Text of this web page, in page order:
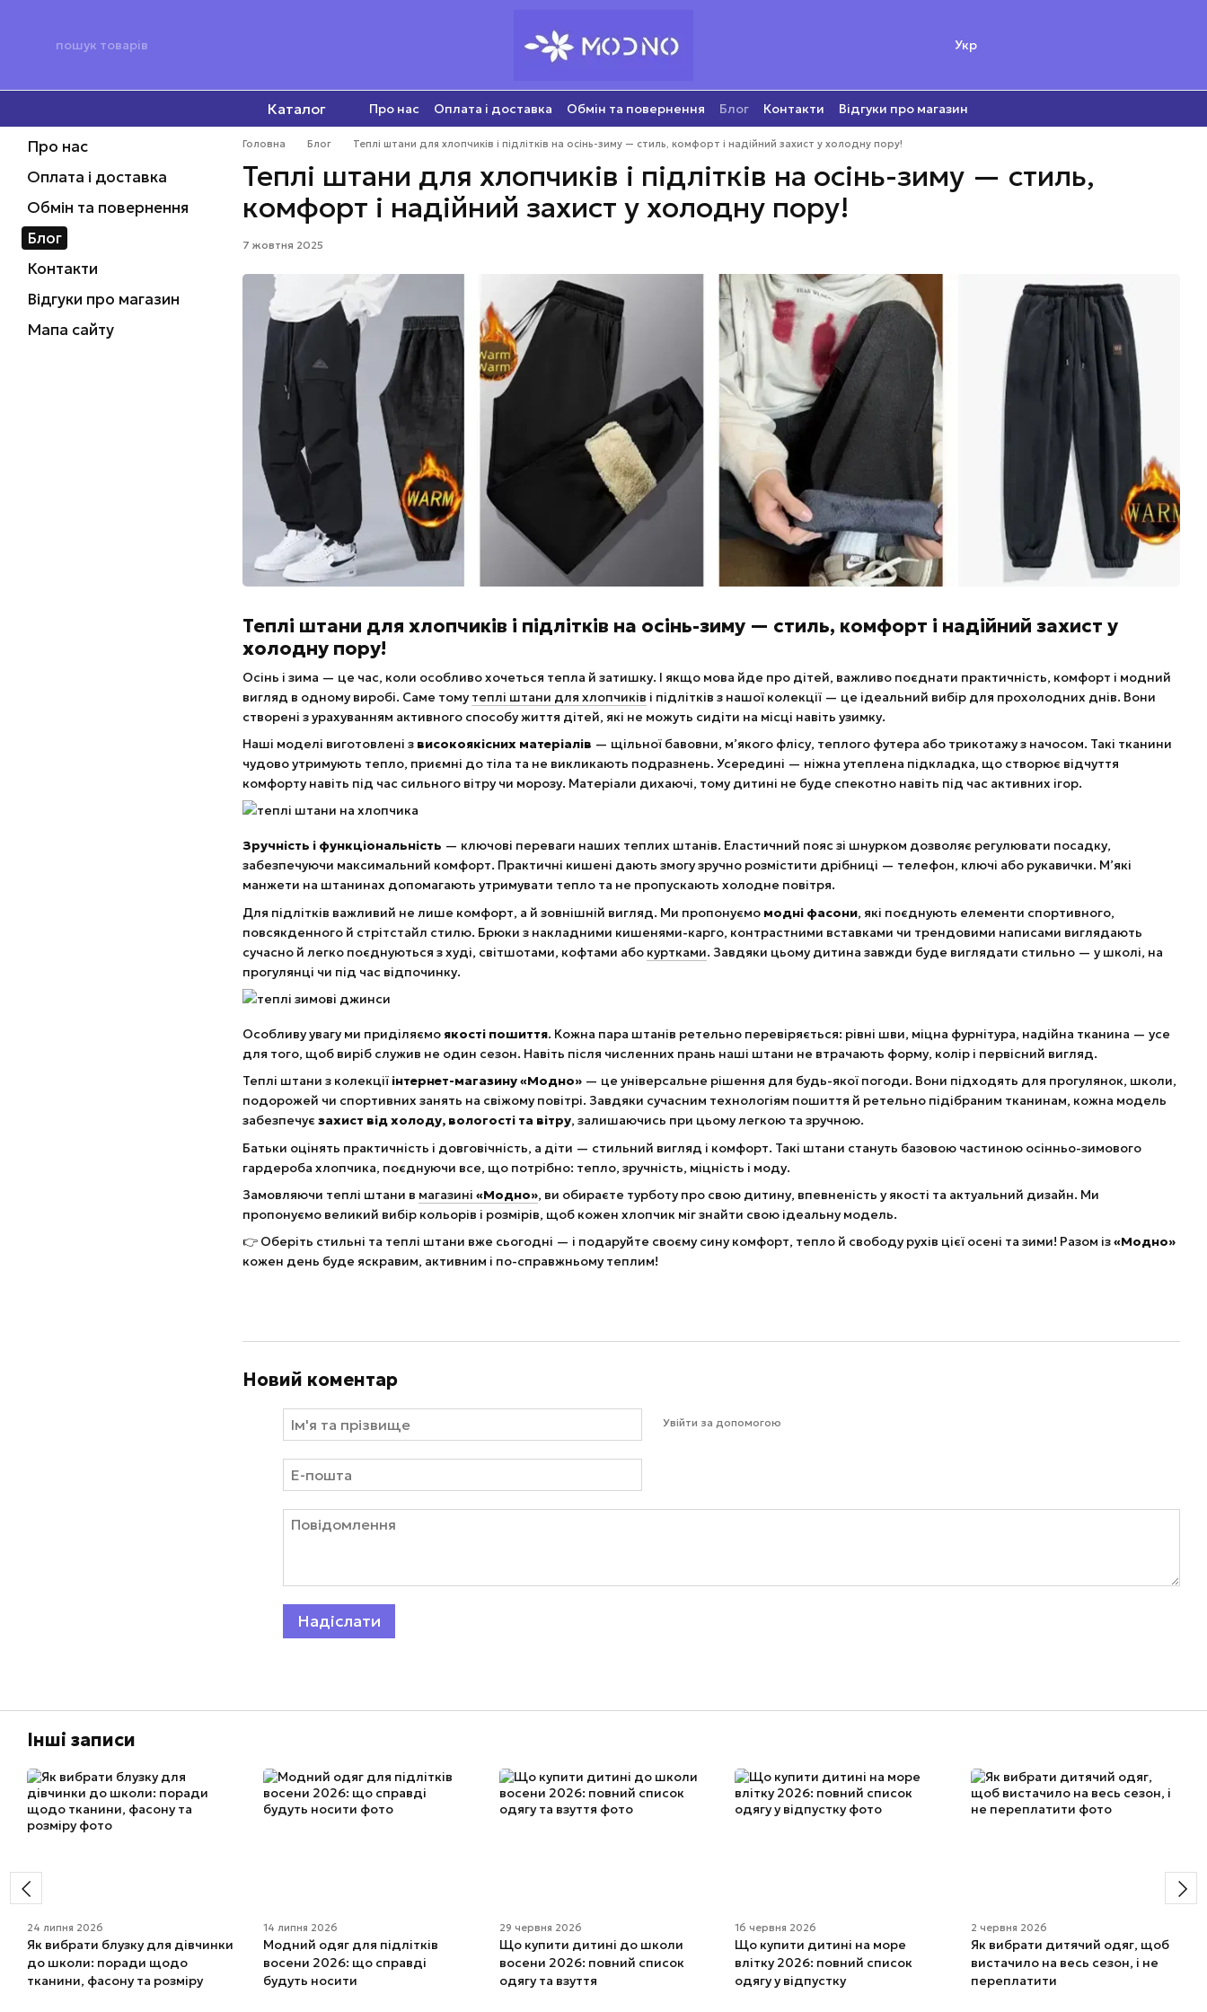
Укр
Каталог Про нас Оплата і доставка Обмін та повернення Блог Контакти Відгуки про магазин
Головна Блог Теплі штани для хлопчиків і підлітків на осінь-зиму — стиль, комфорт і надійний захист у холодну пору!
Теплі штани для хлопчиків і підлітків на осінь-зиму — стиль,
комфорт і надійний захист у холодну пору!
7 жовтня 2025
Теплі штани для хлопчиків і підлітків на осінь-зиму — стиль, комфорт і надійний захист у
холодну пору!
Осінь і зима — це час, коли особливо хочеться тепла й затишку. І якщо мова йде про дітей, важливо поєднати практичність, комфорт і модний
вигляд в одному виробі. Саме томутеплі штани для хлопчиків і підлітків з нашої колекції — це ідеальний вибір для прохолодних днів. Вони
створені з урахуванням активного способу життя дітей, які не можуть сидіти на місці навіть узимку.
Наші моделі виготовлені з високоякісних матеріалів — щільної бавовни, м’якого флісу, теплого футера або трикотажу з начосом. Такі тканини
чудово утримують тепло, приємні до тіла та не викликають подразнень. Усередині — ніжна утеплена підкладка, що створює відчуття
комфорту навіть під час сильного вітру чи морозу. Матеріали дихаючі, тому дитині не буде спекотно навіть під час активних ігор.
Зручність і функціональність — ключові переваги наших теплих штанів. Еластичний пояс зі шнурком дозволяє регулювати посадку,
забезпечуючи максимальний комфорт. Практичні кишені дають змогу зручно розмістити дрібниці — телефон, ключі або рукавички. М’які
манжети на штанинах допомагають утримувати тепло та не пропускають холодне повітря.
Для підлітків важливий не лише комфорт, а й зовнішній вигляд. Ми пропонуємо модні фасони, які поєднують елементи спортивного,
повсякденного й стрітстайл стилю. Брюки з накладними кишенями-карго, контрастними вставками чи трендовими написами виглядають
сучасно й легко поєднуються з худі, світшотами, кофтами або куртками. Завдяки цьому дитина завжди буде виглядати стильно — у школі, на
прогулянці чи під час відпочинку.
Особливу увагу ми приділяємо якості пошиття. Кожна пара штанів ретельно перевіряється: рівні шви, міцна фурнітура, надійна тканина — усе
для того, щоб виріб служив не один сезон. Навіть після численних прань наші штани не втрачають форму, колір і первісний вигляд.
Теплі штани з колекції інтернет-магазину «Модно» — це універсальне рішення для будь-якої погоди. Вони підходять для прогулянок, школи,
подорожей чи спортивних занять на свіжому повітрі. Завдяки сучасним технологіям пошиття й ретельно підібраним тканинам, кожна модель
забезпечує захист від холоду, вологості та вітру, залишаючись при цьому легкою та зручною.
Батьки оцінять практичність і довговічність, а діти — стильний вигляд і комфорт. Такі штани стануть базовою частиною осінньо-зимового
гардероба хлопчика, поєднуючи все, що потрібно: тепло, зручність, міцність і моду.
Замовляючи теплі штани в магазині «Модно», ви обираєте турботу про свою дитину, впевненість у якості та актуальний дизайн. Ми
пропонуємо великий вибір кольорів і розмірів, щоб кожен хлопчик міг знайти свою ідеальну модель.
👉 Оберіть стильні та теплі штани вже сьогодні — і подаруйте своєму сину комфорт, тепло й свободу рухів цієї осені та зими! Разом із«Модно»
кожен день буде яскравим, активним і по-справжньому теплим!
Новий коментар
Увійти за допомогою
Надіслати
Про нас
Оплата і доставка
Обмін та повернення
Блог
Контакти
Відгуки про магазин
Мапа сайту
Інші записи
24 липня 2026
Як вибрати блузку для дівчинки
до школи: поради щодо
тканини, фасону та розміру
14 липня 2026
Модний одяг для підлітків
восени 2026: що справді
будуть носити
29 червня 2026
Що купити дитині до школи
восени 2026: повний список
одягу та взуття
16 червня 2026
Що купити дитині на море
влітку 2026: повний список
одягу у відпустку
2 червня 2026
Як вибрати дитячий одяг, щоб
вистачило на весь сезон, і не
переплатити